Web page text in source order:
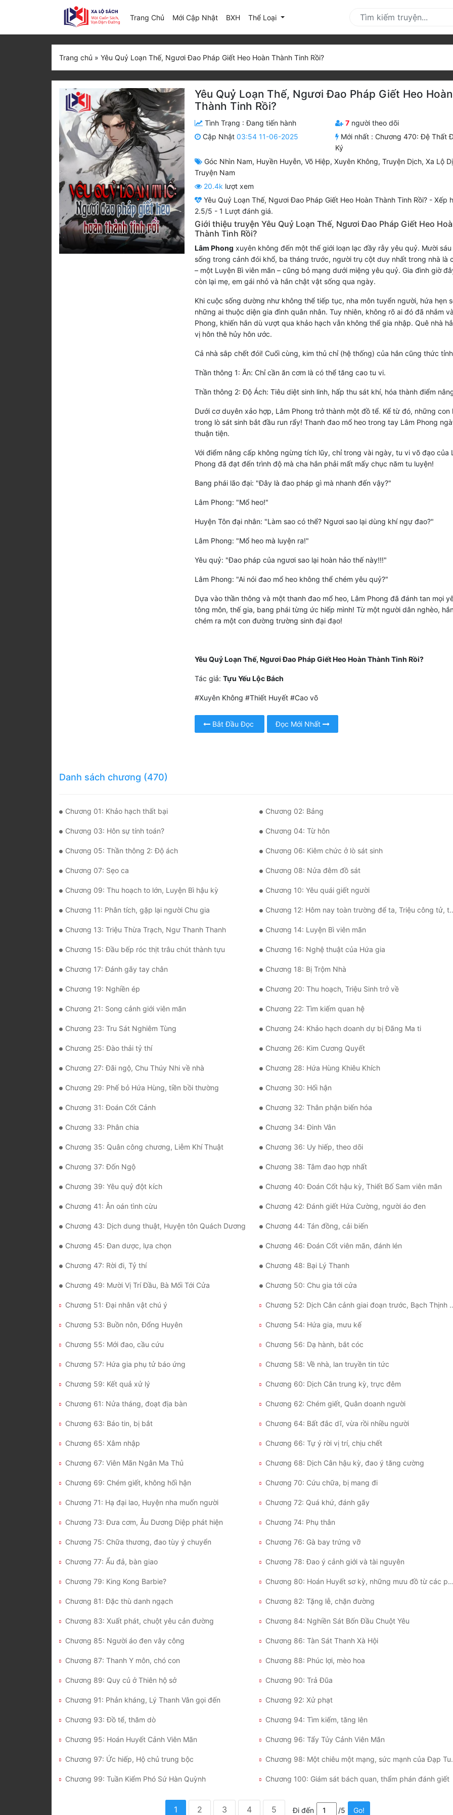
Trang Chủ Mới Cập Nhật(current)
BXH Thể Loại
Trang chủ » Yêu Quỷ Loạn Thế, Ngươi Đao Pháp Giết Heo Hoàn Thành Tinh Rồi?
Yêu Quỷ Loạn Thế, Ngươi Đao Pháp Giết Heo Hoàn
Thành Tinh Rồi?
Tình Trạng :Đang tiến hành 7 người theo dõi
Cập Nhật 03:54 11-06-2025 Mới nhất :Chương 470: Đệ Thất
Ký
Góc Nhìn Nam, Huyền Huyễn, Võ Hiệp, Xuyên Không, Truyện Dịch, Xa Lộ
Truyện Nam
20.4k lượt xem
Yêu Quỷ Loạn Thế, Ngươi Đao Pháp Giết Heo Hoàn Thành Tinh Rồi? - Xếp
2.5/5 - 1 Lượt đánh giá.
Giới thiệu truyện Yêu Quỷ Loạn Thế, Ngươi Đao Pháp Giết Heo
Thành Tinh Rồi?
Lâm Phong xuyên không đến một thế giới loạn lạc đầy rẫy yêu quỷ. Mười sáu
sống trong cảnh đói khổ, ba tháng trước, người trụ cột duy nhất trong nhà là
– một Luyện Bì viên mãn – cũng bỏ mạng dưới miệng yêu quỷ. Gia đình giờ
còn lại mẹ, em gái nhỏ và hắn chật vật sống qua ngày.
Khi cuộc sống dường như không thể tiếp tục, nha môn tuyển người, hứa hẹn
những ai thuộc diện gia đình quân nhân. Tuy nhiên, không rõ ai đó đã nhắm
Phong, khiến hắn dù vượt qua khảo hạch vẫn không thể gia nhập. Quê nhà
vị hôn thê hủy hôn ước.
Cả nhà sắp chết đói! Cuối cùng, kim thủ chỉ (hệ thống) của hắn cũng thức
Thần thông 1: Ăn: Chỉ cần ăn cơm là có thể tăng cao tu vi.
Thần thông 2: Độ Ách: Tiêu diệt sinh linh, hấp thu sát khí, hóa thành điểm
Dưới cơ duyên xảo hợp, Lâm Phong trở thành một đồ tể. Kể từ đó, những con
trong lò sát sinh bắt đầu run rẩy! Thanh đao mổ heo trong tay Lâm Phong
thuận tiện.
Với điểm nâng cấp không ngừng tích lũy, chỉ trong vài ngày, tu vi võ đạo của
Phong đã đạt đến trình độ mà cha hắn phải mất mấy chục năm tu luyện!
Bang phái lão đại: "Đây là đao pháp gì mà nhanh đến vậy?"
Lâm Phong: "Mổ heo!"
Huyện Tôn đại nhân: "Làm sao có thể? Ngươi sao lại dùng khí ngự đao?"
Lâm Phong: "Mổ heo mà luyện ra!"
Yêu quỷ: "Đao pháp của ngươi sao lại hoàn hảo thế này!!!"
Lâm Phong: "Ai nói đao mổ heo không thể chém yêu quỷ?"
Dựa vào thần thông và một thanh đao mổ heo, Lâm Phong đã đánh tan mọi
tông môn, thế gia, bang phái từng ức hiếp mình! Từ một người dân nghèo,
chém ra một con đường trường sinh đại đạo!
Yêu Quỷ Loạn Thế, Ngươi Đao Pháp Giết Heo Hoàn Thành Tinh Rồi?
Tác giả: Tựu Yếu Lộc Bách
#Xuyên Không #Thiết Huyết #Cao võ
Bắt Đầu Đọc Đọc Mới Nhất
Danh sách chương (470)
Chương 01: Khảo hạch thất bại Chương 02: Bảng
Chương 03: Hôn sự tính toán? Chương 04: Từ hôn
Chương 05: Thần thông 2: Độ ách Chương 06: Kiêm chức ở lò sát sinh
Chương 07: Sẹo ca Chương 08: Nửa đêm đồ sát
Chương 09: Thu hoạch to lớn, Luyện Bì hậu kỳ Chương 10: Yêu quái giết người
Chương 11: Phân tích, gặp lại người Chu gia Chương 12: Hôm nay toàn trường để ta, Triệu công tử, thanh toán!
Chương 13: Triệu Thừa Trạch, Ngư Thanh Thanh Chương 14: Luyện Bì viên mãn
Chương 15: Đầu bếp róc thịt trâu chút thành tựu Chương 16: Nghệ thuật của Hứa gia
Chương 17: Đánh gãy tay chân Chương 18: Bị Trộm Nhà
Chương 19: Nghiền ép Chương 20: Thu hoạch, Triệu Sinh trở về
Chương 21: Song cảnh giới viên mãn Chương 22: Tìm kiếm quan hệ
Chương 23: Tru Sát Nghiêm Tùng Chương 24: Khảo hạch doanh dự bị Đãng Ma ti
Chương 25: Đào thải tỷ thí Chương 26: Kim Cương Quyết
Chương 27: Đãi ngộ, Chu Thúy Nhi về nhà Chương 28: Hứa Hùng Khiêu Khích
Chương 29: Phế bỏ Hứa Hùng, tiền bồi thường Chương 30: Hối hận
Chương 31: Đoán Cốt Cảnh Chương 32: Thân phận biến hóa
Chương 33: Phân chia Chương 34: Đinh Vân
Chương 35: Quân công chương, Liễm Khí Thuật Chương 36: Uy hiếp, theo dõi
Chương 37: Đốn Ngộ Chương 38: Tâm đao hợp nhất
Chương 39: Yêu quỷ đột kích Chương 40: Đoán Cốt hậu kỳ, Thiết Bố Sam viên mãn
Chương 41: Ân oán tình cừu Chương 42: Đánh giết Hứa Cường, người áo đen
Chương 43: Dịch dung thuật, Huyện tôn Quách Dương Chương 44: Tán đồng, cải biến
Chương 45: Đan dược, lựa chọn Chương 46: Đoán Cốt viên mãn, đánh lén
Chương 47: Rời đi, Tỷ thí Chương 48: Bại Lý Thanh
Chương 49: Mười Vị Trí Đầu, Bà Mối Tới Cửa Chương 50: Chu gia tới cửa
Chương 51: Đại nhân vật chú ý Chương 52: Dịch Cân cảnh
Chương 53: Buồn nôn, Đổng Huyên Chương 54: Hứa gia, mưu kế
Chương 55: Mới đao, cầu cứu Chương 56: Dạ hành, bắt cóc
Chương 57: Hứa gia phụ tử báo ứng Chương 58: Về nhà, lan truyền tin tức
Chương 59: Kết quả xử lý Chương 60: Dịch Cân trung kỳ, trực đêm
Chương 61: Nửa tháng, đoạt địa bàn Chương 62: Chém giết, Quân doanh người
Chương 63: Báo tin, bị bắt Chương 64: Bất đắc dĩ, vừa rồi nhiều người
Chương 65: Xâm nhập Chương 66: Tự ý rời vị trí, chịu chết
Chương 67: Viên Mãn Ngân Ma Thủ Chương 68: Dịch Cân hậu kỳ, đao ý tăng cường
Chương 69: Chém giết, không hối hận Chương 70: Cứu chữa, bị mang đi
Chương 71: Hạ đại lao, Huyện nha muốn người Chương 72: Quá khứ, đánh gãy
Chương 73: Đưa cơm, Âu Dương Diệp phát hiện Chương 74: Phụ thân
Chương 75: Chữa thương, đao tùy ý chuyển Chương 76: Gà bay trứng vỡ
Chương 77: Ẩu đả, bàn giao Chương 78: Đao ý cảnh giới và tài nguyên
Chương 79: King Kong Barbie? Chương 80: Hoán Huyết sơ kỳ, những mưu đồ từ các phía
Chương 81: Đặc thù danh ngạch Chương 82: Tặng lễ, chặn đường
Chương 83: Xuất phát, chuột yêu cản đường Chương 84: Nghiền Sát Bốn Đầu Chuột Yêu
Chương 85: Người áo đen vây công Chương 86: Tàn Sát Thanh Xà Hội
Chương 87: Thanh Y môn, chó con Chương 88: Phúc lợi, mèo hoa
Chương 89: Quy củ ở Thiên hộ sở Chương 90: Trả Đũa
Chương 91: Phản kháng, Lý Thanh Vân gọi đến Chương 92: Xử phạt
Chương 93: Đồ tể, thăm dò Chương 94: Tìm kiếm, tăng lên
Chương 95: Hoán Huyết Cảnh Viên Mãn Chương 96: Tẩy Tủy Cảnh Viên Mãn
Chương 97: Ức hiếp, Hộ chủ trung bộc Chương 98:
Chương 99: Tuần Kiểm Phó Sứ Hàn Quỳnh Chương 100: Giám sát bách quan, thẩm phán đánh giết
1 2 3 4 5 Đi đến /5 Go!